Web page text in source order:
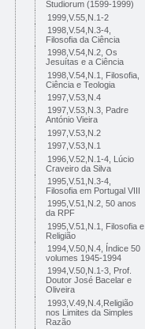
Studiorum (1599-1999)
1999,V.55,N.1-2
1998,V.54,N.3-4,
Filosofia da Ciência
1998,V.54,N.2, Os
Jesuítas e a Ciência
1998,V.54,N.1, Filosofia,
Ciência e Teologia
1997,V.53,N.4
1997,V.53,N.3, Padre
António Vieira
1997,V.53,N.2
1997,V.53,N.1
1996,V.52,N.1-4, Lúcio
Craveiro da Silva
1995,V.51,N.3-4,
Filosofia em Portugal VIII
1995,V.51,N.2, 50 anos
da RPF
1995,V.51,N.1, Filosofia e
Religião
1994,V.50,N.4, Índice 50
volumes 1945-1994
1994,V.50,N.1-3, Prof.
Doutor José Bacelar e
Oliveira
1993,V.49,N.4,Religião
nos Limites da Simples
Razão